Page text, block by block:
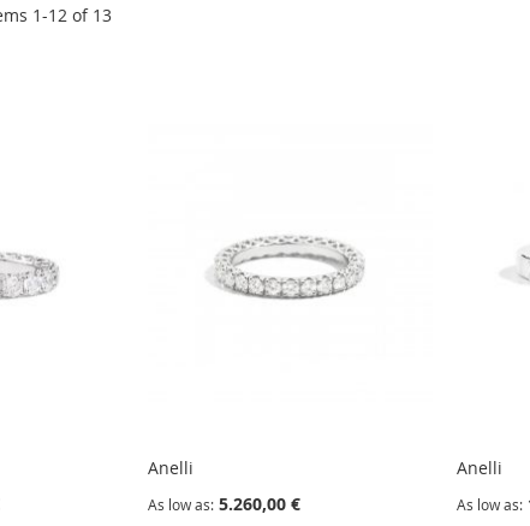
1-12 of 13
Anelli
As low as 5.260,00 €
Anelli
As low as